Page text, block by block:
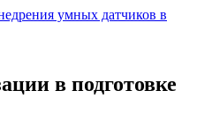
умных датчиков в
в подготовке